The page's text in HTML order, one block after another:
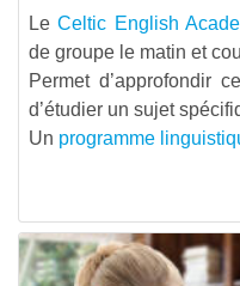
LeCeltic English
de groupe le matin et
Permet d’approfondir
d’étudier un sujet
Un programme